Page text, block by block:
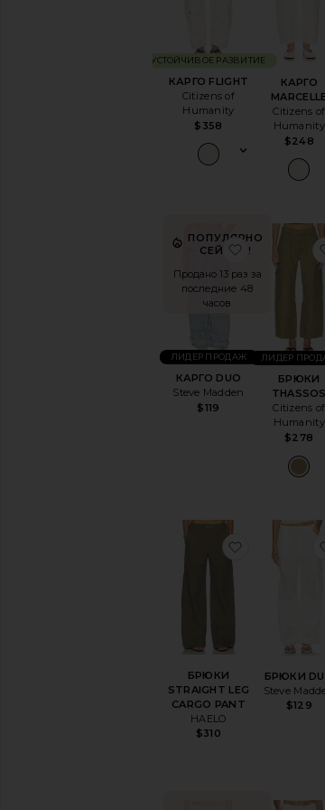
товары в Избранном
КАРГО FLIGHT
Citizens of
Humanity
$358
УСТОЙЧИВОЕ РАЗВИТИЕ
КАРГО
MARCELLE
Citizens of
Humanity
$248
ПОПУЛЯРНО
СЕЙЧАС!
Продано 13 раз за
последние 48
часов
КАРГО DUO
Steve Madden
$119
ЛИДЕР ПРОДАЖ
БРЮКИ
THASSOS
Citizens of
Humanity
$278
ЛИДЕР
БРЮКИ
STRAIGHT LEG
CARGO PANT
HAELO
$310
БРЮКИ
Steve
$129